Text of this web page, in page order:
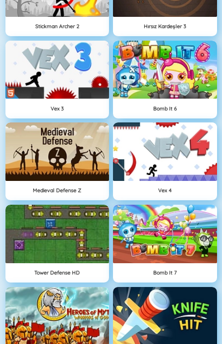
Stickman Archer 2 Hırsız Kardeşler 3
Vex 3 Bomb It 6
Medieval Defense Z Vex 4
Tower Defense HD Bomb It 7